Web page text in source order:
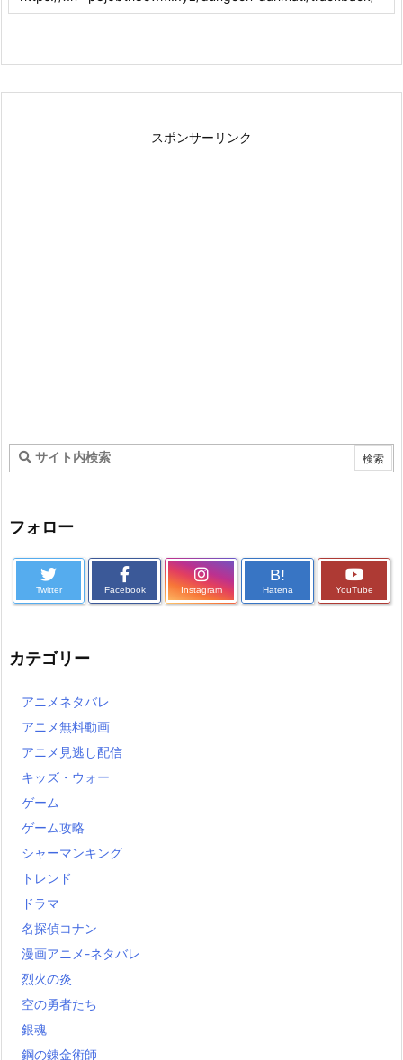
スポンサーリンク
フォロー
Twitter Facebook Instagram
B!
Hatena YouTube
カテゴリー
アニメネタバレ
アニメ無料動画
アニメ見逃し配信
キッズ・ウォー
ゲーム
ゲーム攻略
シャーマンキング
トレンド
ドラマ
名探偵コナン
漫画アニメ-ネタバレ
烈火の炎
空の勇者たち
銀魂
鋼の錬金術師